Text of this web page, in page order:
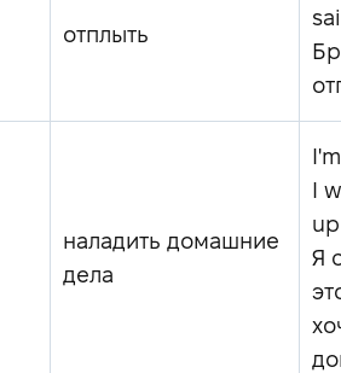
отплыть
наладить домашние
дела
I
Я